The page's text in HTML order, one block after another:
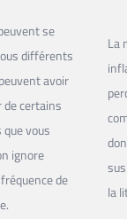
se
différents
avoir
certains
vous
ignore
de
La
la